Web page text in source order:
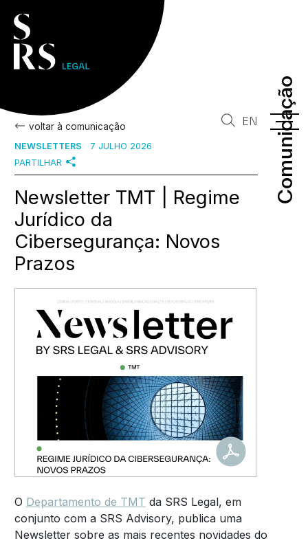
Comunicação
Comunicação
EN
voltar à comunicação
NEWSLETTERS
7 JULHO 2026
PARTILHAR
Newsletter TMT | Regime
Jurídico da
Cibersegurança: Novos
Prazos
O Departamento de TMT da SRS Legal, em
conjunto com a SRS Advisory, publica uma
Newsletter sobre as mais recentes novidades do